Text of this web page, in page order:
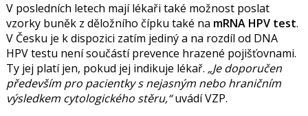
V posledních letech mají lékaři také možnost poslat
vzorky buněk z děložního čípku také na mRNA HPV test.
V Česku je k dispozici zatím jediný a na rozdíl od DNA
HPV testu není součástí prevence hrazené pojišťovnami.
Ty jej platí jen, pokud jej indikuje lékař. Je doporučen
především pro pacientky s nejasným nebo hraničním
výsledkem cytologického stěru, uvádí VZP.